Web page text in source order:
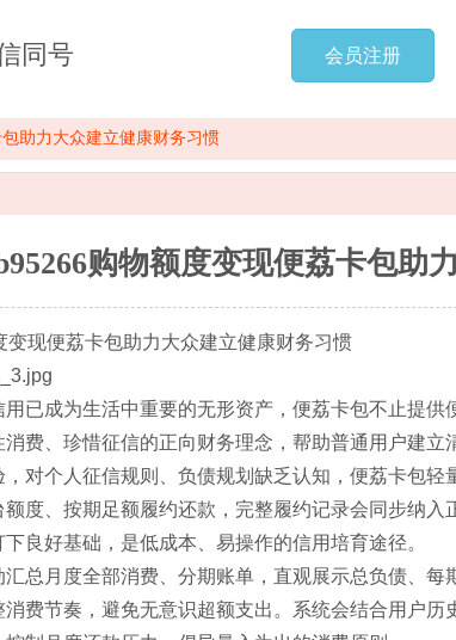
同号 会员注册
助力大众建立健康财务习惯
购物额度变现便荔卡包助
现便荔卡包助力大众建立健康财务习惯
已成为生活中重要的无形资产，便荔卡包不止提
费、珍惜征信的正向财务理念，帮助普通用户建立
对个人征信规则、负债规划缺乏认知，便荔卡包
度、按期足额履约还款，完整履约记录会同步纳入
良好基础，是低成本、易操作的信用培育途径。
总月度全部消费、分期账单，直观展示总负债、每
费节奏，避免无意识超额支出。系统会结合用户历